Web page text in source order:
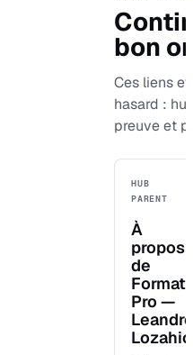
bon
Ces liens
hasard :
preuve et
HUB
PARENT
À
propos
de
Pro —
Leandro
Lozahic